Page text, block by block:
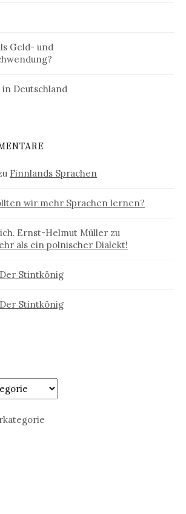
Geld- und
in Deutschland
Finnlands Sprachen
wir mehr Sprachen lernen?
Ernst-Helmut Müller zu
als ein polnischer Dialekt!
Der Stintkönig
Der Stintkönig